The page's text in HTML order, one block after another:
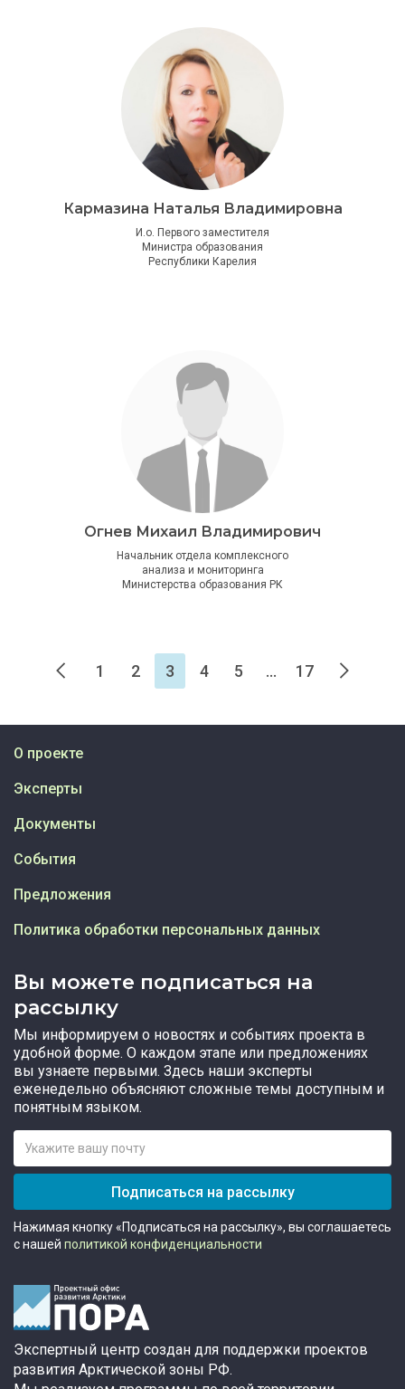
Кармазина Наталья Владимировна
И.о. Первого заместителя
Министра образования
Республики Карелия
Огнев Михаил Владимирович
Начальник отдела комплексного
анализа и мониторинга
Министерства образования РК
1 2 3 4 5 ... 17
Вы можете подписаться на
рассылку
Мы информируем о новостях и событиях проекта в
удобной форме. О каждом этапе или предложениях
вы узнаете первыми. Здесь наши эксперты
еженедельно объясняют сложные темы доступным и
понятным языком.
Подписаться на рассылку
Нажимая кнопку «Подписаться на рассылку», вы соглашаетесь
с нашей политикой конфиденциальности
О проекте
Эксперты
Документы
События
Предложения
Политика обработки персональных данных
Экспертный центр создан для поддержки проектов
развития Арктической зоны РФ.